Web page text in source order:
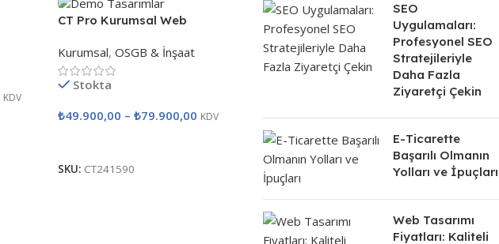
KDV
CT Pro Kurumsal Web
Kurumsal, OSGB & İnşaat
Stokta
₺49.900,00 – ₺79.900,00 KDV
SKU: CT241590
SEO
Uygulamaları:
Profesyonel SEO
Stratejileriyle
Daha Fazla
Ziyaretçi Çekin
E-Ticarette
Başarılı Olmanın
Yolları ve İpuçları
Web Tasarımı
Fiyatları: Kaliteli